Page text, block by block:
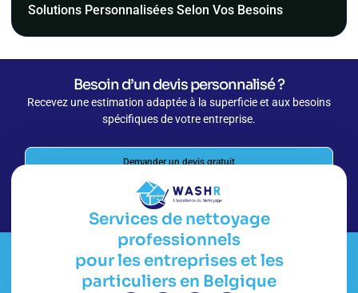
Solutions Personnalisées Selon Vos Besoins
Besoin d’un devis personnalisé ?
Recevez une estimation adaptée à la superficie et aux besoins
spécifiques de votre entreprise.
Demander un devis gratuit
Être rappelé sous 24h
Services de nettoyage
professionnels
pour les entreprises et les
particuliers en Belgique